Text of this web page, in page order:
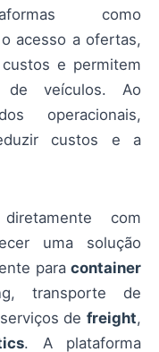
como
acesso a ofertas,
e permitem
de veículos. Ao
operacionais,
custos e a
com
uma solução
para container
transporte de
defreight,
. A plataforma